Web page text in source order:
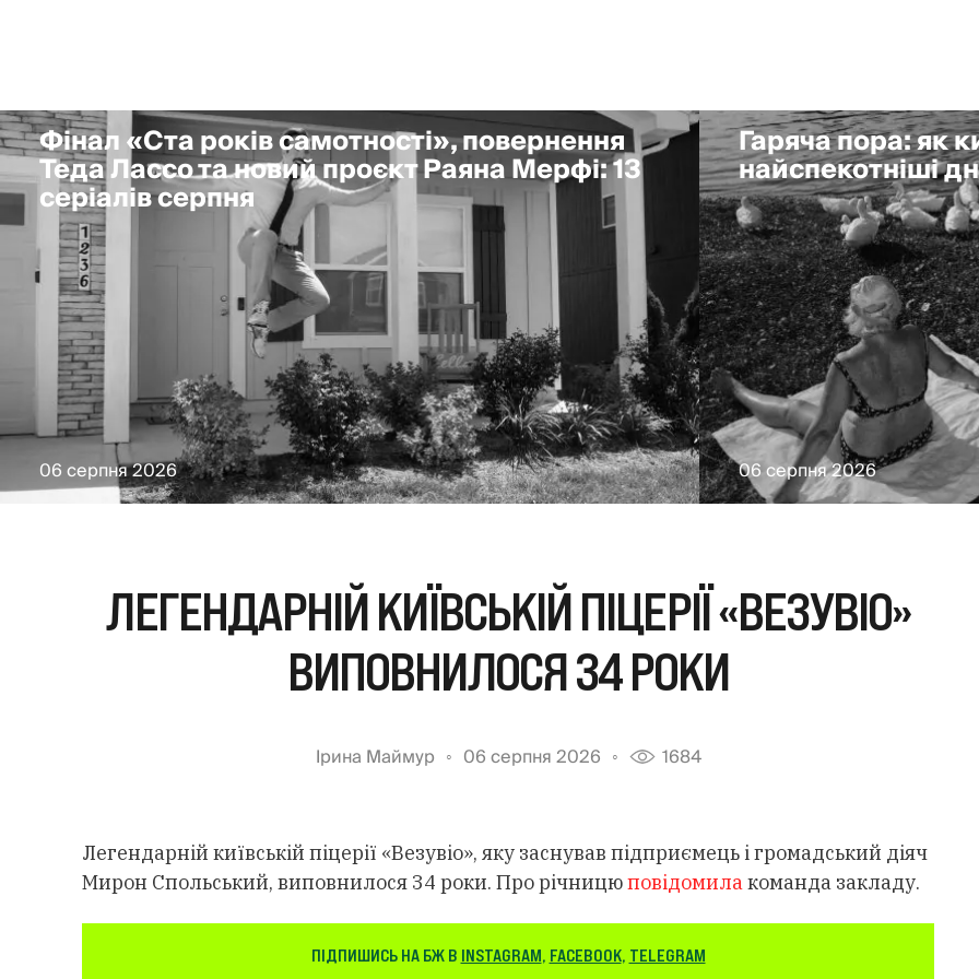
Фінал «Ста років самотності», повернення
Теда Лассо та новий проєкт Раяна Мерфі: 13
серіалів серпня
06 серпня 2026
Гаряча пора: як
найспекотніші
06 серпня 2026
ЛЕГЕНДАРНІЙ КИЇВСЬКІЙ ПІЦЕРІЇ «ВЕЗУВІО»
ВИПОВНИЛОСЯ 34 РОКИ
Ірина Маймур 06 серпня 2026 1684
Легендарній київській піцерії «Везувіо», яку заснував підприємець і громадський діяч
Мирон Спольський, виповнилося 34 роки. Про річницюповідомилакоманда закладу.
ПІДПИШИСЬ НА БЖ В INSTAGRAM, FACEBOOK, TELEGRAM